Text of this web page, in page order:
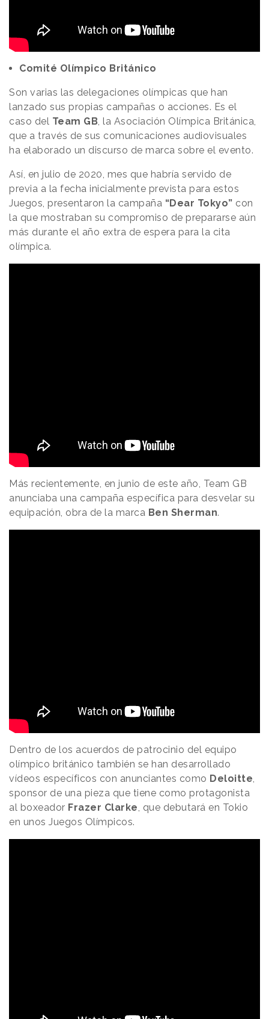
Comité Olímpico Británico
Son varias las delegaciones olímpicas que han
lanzado sus propias campañas o acciones. Es el
caso del Team GB, la Asociación Olímpica Británica,
que a través de sus comunicaciones audiovisuales
ha elaborado un discurso de marca sobre el evento.
Así, en julio de 2020, mes que habría servido de
previa a la fecha inicialmente prevista para estos
Juegos, presentaron la campaña “Dear Tokyo” con
la que mostraban su compromiso de prepararse aún
más durante el año extra de espera para la cita
olímpica.
Más recientemente, en junio de este año, Team GB
anunciaba una campaña específica para desvelar su
equipación, obra de la marca Ben Sherman.
Dentro de los acuerdos de patrocinio del equipo
olímpico británico también se han desarrollado
vídeos específicos con anunciantes como Deloitte,
sponsor de una pieza que tiene como protagonista
al boxeador Frazer Clarke, que debutará en Tokio
en unos Juegos Olímpicos.